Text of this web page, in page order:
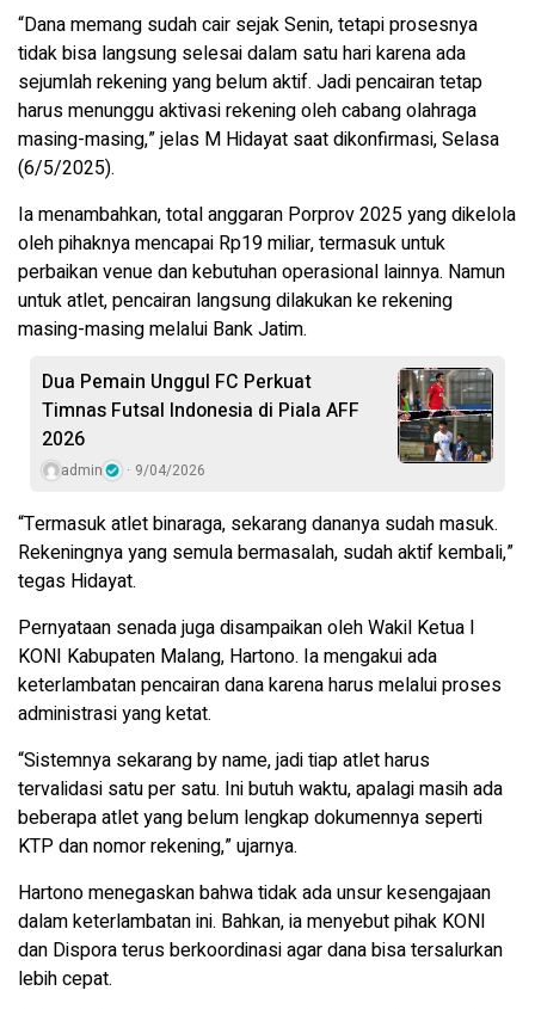
“Dana memang sudah cair sejak Senin, tetapi prosesnya
tidak bisa langsung selesai dalam satu hari karena ada
sejumlah rekening yang belum aktif. Jadi pencairan tetap
harus menunggu aktivasi rekening oleh cabang olahraga
masing-masing,” jelas M Hidayat saat dikonfirmasi, Selasa
(6/5/2025).
Ia menambahkan, total anggaran Porprov 2025 yang dikelola
oleh pihaknya mencapai Rp19 miliar, termasuk untuk
perbaikan venue dan kebutuhan operasional lainnya. Namun
untuk atlet, pencairan langsung dilakukan ke rekening
masing-masing melalui Bank Jatim.
Dua Pemain Unggul FC Perkuat
Timnas Futsal Indonesia di Piala AFF
2026
admin 9/04/2026
“Termasuk atlet binaraga, sekarang dananya sudah masuk.
Rekeningnya yang semula bermasalah, sudah aktif kembali,”
tegas Hidayat.
Pernyataan senada juga disampaikan oleh Wakil Ketua I
KONI Kabupaten Malang, Hartono. Ia mengakui ada
keterlambatan pencairan dana karena harus melalui proses
administrasi yang ketat.
“Sistemnya sekarang by name, jadi tiap atlet harus
tervalidasi satu per satu. Ini butuh waktu, apalagi masih ada
beberapa atlet yang belum lengkap dokumennya seperti
KTP dan nomor rekening,” ujarnya.
Hartono menegaskan bahwa tidak ada unsur kesengajaan
dalam keterlambatan ini. Bahkan, ia menyebut pihak KONI
dan Dispora terus berkoordinasi agar dana bisa tersalurkan
lebih cepat.